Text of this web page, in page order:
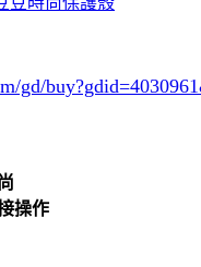
gd/buy?gdid=4030961
操作